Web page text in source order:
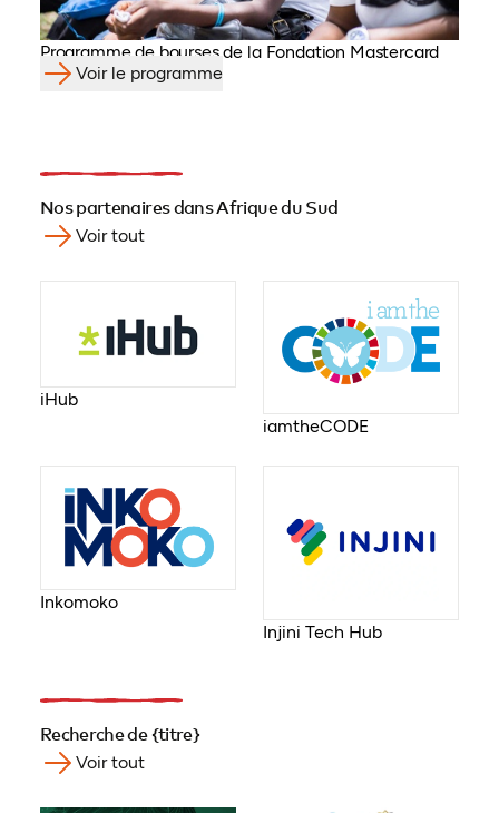
Programme de bourses de la Fondation Mastercard
Voir le programme
Nos partenaires dans Afrique du Sud
Voir tout
iHub
iamtheCODE
Inkomoko
Injini Tech Hub
Recherche de {titre}
Voir tout